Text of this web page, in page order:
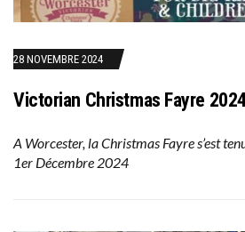
28 NOVEMBRE 2024
Victorian Christmas Fayre
A Worcester, la Christmas Fayre s’est
1er Décembre 2024